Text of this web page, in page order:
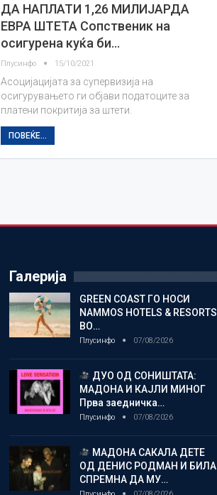
ДА НАПЛАТИ 1,26 МИЛИЈАРДА
ЕВРА ШТЕТА Сопственик на
осигурена куќа би…
Плусинфо 15/10/2021
Асоцијацијата за супервизија на
осигурувањето ги објави податоците за
платени покритија за штети.
ПОВЕЌЕ...
Галерија
GREEN COAST ГО НОСИ
NAMMOS HOTELS & RESORTS
ВО…
Плусинфо 07/08/2026
ДУО ОД СОНИШТАТА:
МАДОНА И КАЈЛИ МИНОГ
Прва заедничка…
Плусинфо 07/08/2026
МАДОНА САКАЛА ДЕТЕ
ОД ДЕНИС РОДМАН И БИЛА
СПРЕМНА ДА МУ…